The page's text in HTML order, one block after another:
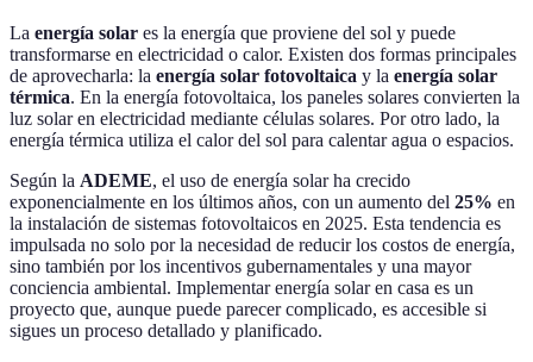
La energía solar es la energía que proviene del sol y puede
transformarse en electricidad o calor. Existen dos formas principales
de aprovecharla: la energía solar fotovoltaica y la energía solar
térmica. En la energía fotovoltaica, los paneles solares convierten la
luz solar en electricidad mediante células solares. Por otro lado, la
energía térmica utiliza el calor del sol para calentar agua o espacios.
Según la ADEME, el uso de energía solar ha crecido
exponencialmente en los últimos años, con un aumento del 25% en
la instalación de sistemas fotovoltaicos en 2025. Esta tendencia es
impulsada no solo por la necesidad de reducir los costos de energía,
sino también por los incentivos gubernamentales y una mayor
conciencia ambiental. Implementar energía solar en casa es un
proyecto que, aunque puede parecer complicado, es accesible si
sigues un proceso detallado y planificado.